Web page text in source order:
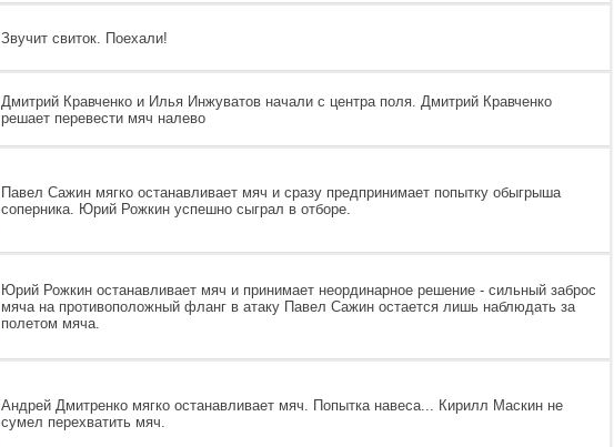
Звучит свиток. Поехали!
Дмитрий Кравченко и Илья Инжуватов начали с центра поля. Дмитрий Кравченко
решает перевести мяч налево
Павел Сажин мягко останавливает мяч и сразу предпринимает попытку обыгрыша
соперника. Юрий Рожкин успешно сыграл в отборе.
Юрий Рожкин останавливает мяч и принимает неординарное решение - сильный заброс
мяча на противоположный фланг в атаку Павел Сажин остается лишь наблюдать за
полетом мяча.
Андрей Дмитренко мягко останавливает мяч. Попытка навеса... Кирилл Маскин не
сумел перехватить мяч.